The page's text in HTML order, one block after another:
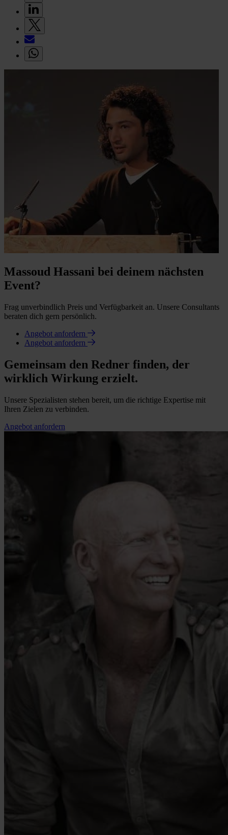
Massoud Hassani bei deinem nächsten
Event?
Frag unverbindlich Preis und Verfügbarkeit an. Unsere Consultants
beraten dich gern persönlich.
Angebot anfordern
Angebot anfordern
Gemeinsam den Redner finden, der
wirklich Wirkung erzielt.
Unsere Spezialisten stehen bereit, um die richtige Expertise mit
Ihren Zielen zu verbinden.
Angebot anfordern